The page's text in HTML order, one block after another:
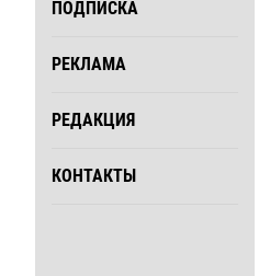
ПОДПИСКА
РЕКЛАМА
РЕДАКЦИЯ
КОНТАКТЫ